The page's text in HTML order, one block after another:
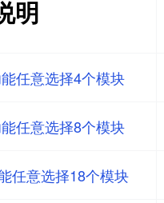
明
任意选择4个模块
任意选择8个模块
任意选择18个模块